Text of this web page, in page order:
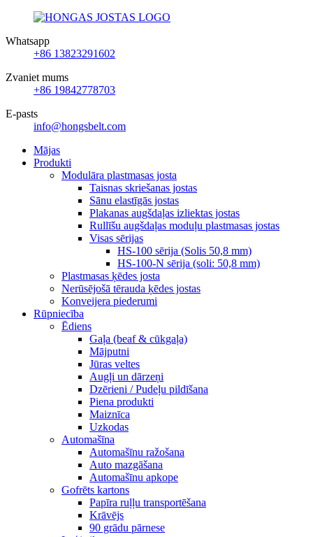
Whatsapp
+86 13823291602
Zvaniet mums
+86 19842778703
E-pasts
info@hongsbelt.com
Mājas
Produkti
Modulāra plastmasas josta
Taisnas skriešanas jostas
Sānu elastīgās jostas
Plakanas augšdaļas izliektas jostas
Rullīšu augšdaļas moduļu plastmasas jostas
Visas sērijas
HS-100 sērija (Solis 50,8 mm)
HS-100-N sērija (soli: 50,8 mm)
Plastmasas ķēdes josta
Nerūsējošā tērauda ķēdes jostas
Konveijera piederumi
Rūpniecība
Ēdiens
Gaļa (beaf & cūkgaļa)
Mājputni
Jūras veltes
Augļi un dārzeņi
Dzērieni / Pudeļu pildīšana
Piena produkti
Maiznīca
Uzkodas
Automašīna
Automašīnu ražošana
Auto mazgāšana
Automašīnu apkope
Gofrēts kartons
Papīra ruļļu transportēšana
Krāvējs
90 grādu pārnese